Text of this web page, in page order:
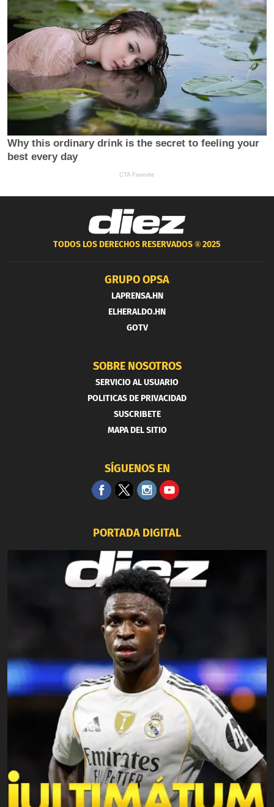
TODOS LOS DERECHOS RESERVADOS ®2025
GRUPO OPSA
LAPRENSA.HN
ELHERALDO.HN
GOTV
SOBRE NOSOTROS
SERVICIO AL USUARIO
POLITICAS DE PRIVACIDAD
SUSCRIBETE
MAPA DEL SITIO
SÍGUENOS EN
PORTADA DIGITAL